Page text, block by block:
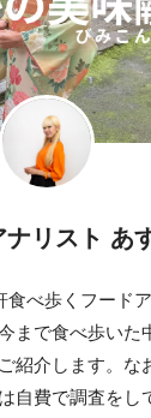
ナリスト あ
食べ歩くフード
まで食べ歩いた
紹介します。な
自費で調査をし